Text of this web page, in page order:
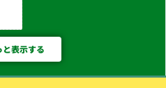
と表示する